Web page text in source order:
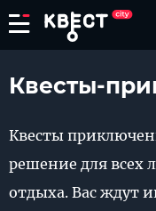
Квесты-
Квесты
решение для всех
отдыха. Вас ждут